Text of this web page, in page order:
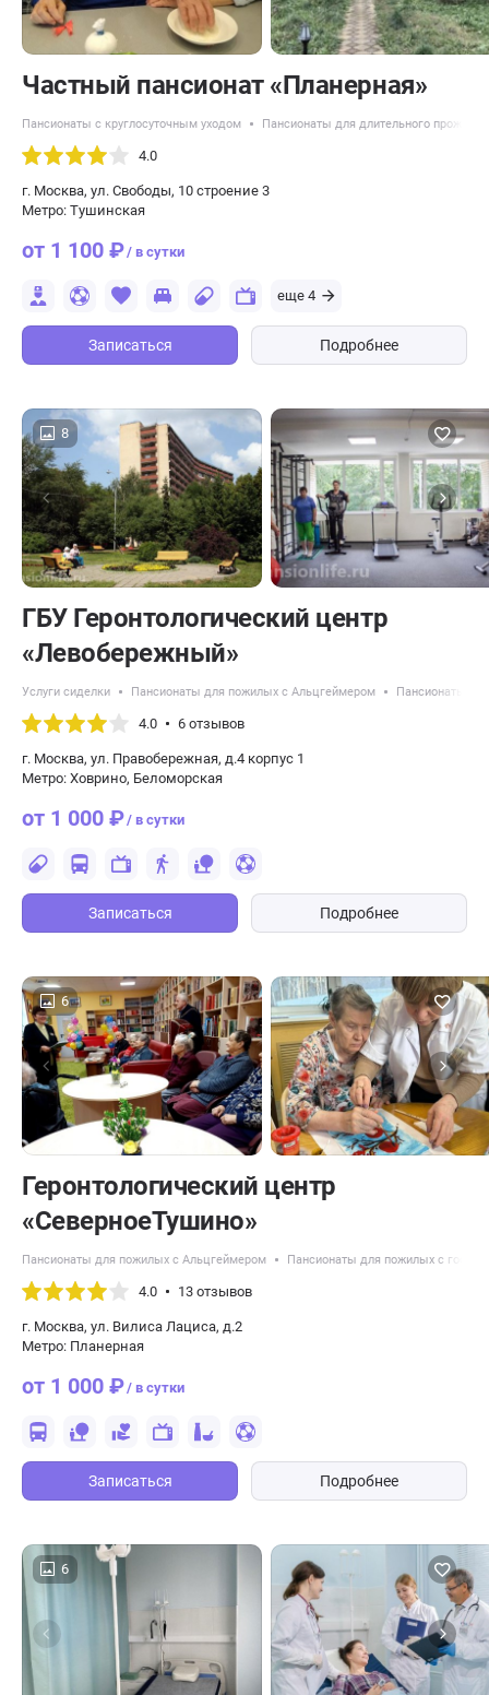
Частный пансионат «Планерная»
Пансионаты с круглосуточным уходом Пансионаты для длительного
4.0
г. Москва, ул. Свободы, 10 строение 3
Метро: Тушинская
от 1 100 ₽/ в сутки
еще 4
Записаться Подробнее
8
ГБУ Геронтологический центр
«Левобережный»
Услуги сиделки Пансионаты для пожилых с Альцгеймером Пансионаты
4.0 6 отзывов
г. Москва, ул. Правобережная, д.4 корпус 1
Метро: Ховрино, Беломорская
от 1 000 ₽/ в сутки
Записаться Подробнее
6
Геронтологический центр
«СеверноеТушино»
Пансионаты для пожилых с Альцгеймером Пансионаты для пожилых с гос
4.0 13 отзывов
г. Москва, ул. Вилиса Лациса, д.2
Метро: Планерная
от 1 000 ₽/ в сутки
Записаться Подробнее
6